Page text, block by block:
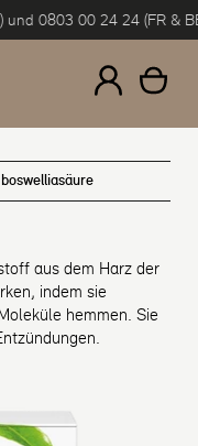
0803 00 24 24 (FR & BE).
boswelliasäure
aus dem Harz der
indem sie
hemmen. Sie